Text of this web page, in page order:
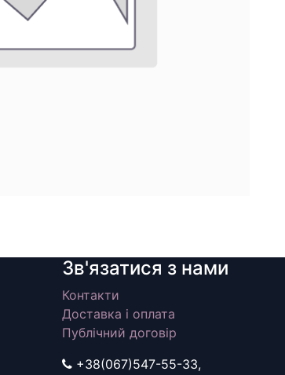
Зв'язатися з нами
Контакти
Доставка і оплата
Публічний договір
+38(067)547-55-33,